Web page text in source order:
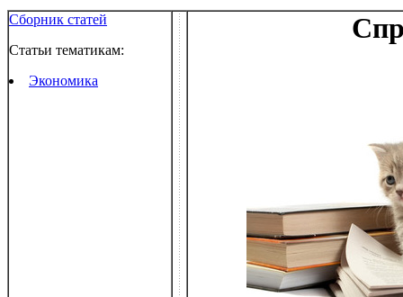
Сборник статей
Статьи тематикам:
Экономика